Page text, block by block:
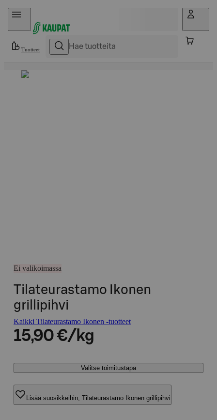
Hyppää sisältöön
Tuotteet
Ei valikoimassa
Tilateurastamo Ikonen
grillipihvi
Kaikki Tilateurastamo Ikonen -tuotteet
15,90 €/kg
Valitse toimitustapa
Lisää suosikkeihin, Tilateurastamo Ikonen grillipihvi